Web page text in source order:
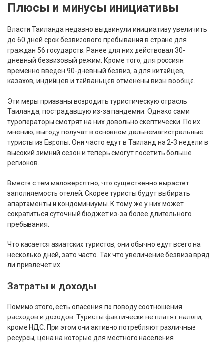
Плюсы и минусы инициативы
Власти Таиланда недавно выдвинули инициативу увеличить
до 60 дней срок безвизового пребывания в стране для
граждан 56 государств. Ранее для них действовал 30-
дневный безвизовый режим. Кроме того, для россиян
временно введен 90-дневный безвиз, а для китайцев,
казахов, индийцев и тайваньцев отменены визы вообще.
Эти меры призваны возродить туристическую отрасль
Таиланда, пострадавшую из-за пандемии. Однако сами
туроператоры смотрят на них довольно скептически. По их
мнению, выгоду получат в основном дальнемагистральные
туристы из Европы. Они часто едут в Таиланд на 2-3 недели в
высокий зимний сезон и теперь смогут посетить больше
регионов.
Вместе с тем маловероятно, что существенно вырастет
заполняемость отелей. Скорее туристы будут выбирать
апартаменты и кондоминиумы. К тому же у них может
сократиться суточный бюджет из-за более длительного
пребывания.
Что касается азиатских туристов, они обычно едут всего на
несколько дней, зато часто. Так что увеличение безвиза вряд
ли привлечет их.
Затраты и доходы
Помимо этого, есть опасения по поводу соотношения
расходов и доходов. Туристы фактически не платят налоги,
кроме НДС. При этом они активно потребляют различные
ресурсы, цена на которые для местного населения